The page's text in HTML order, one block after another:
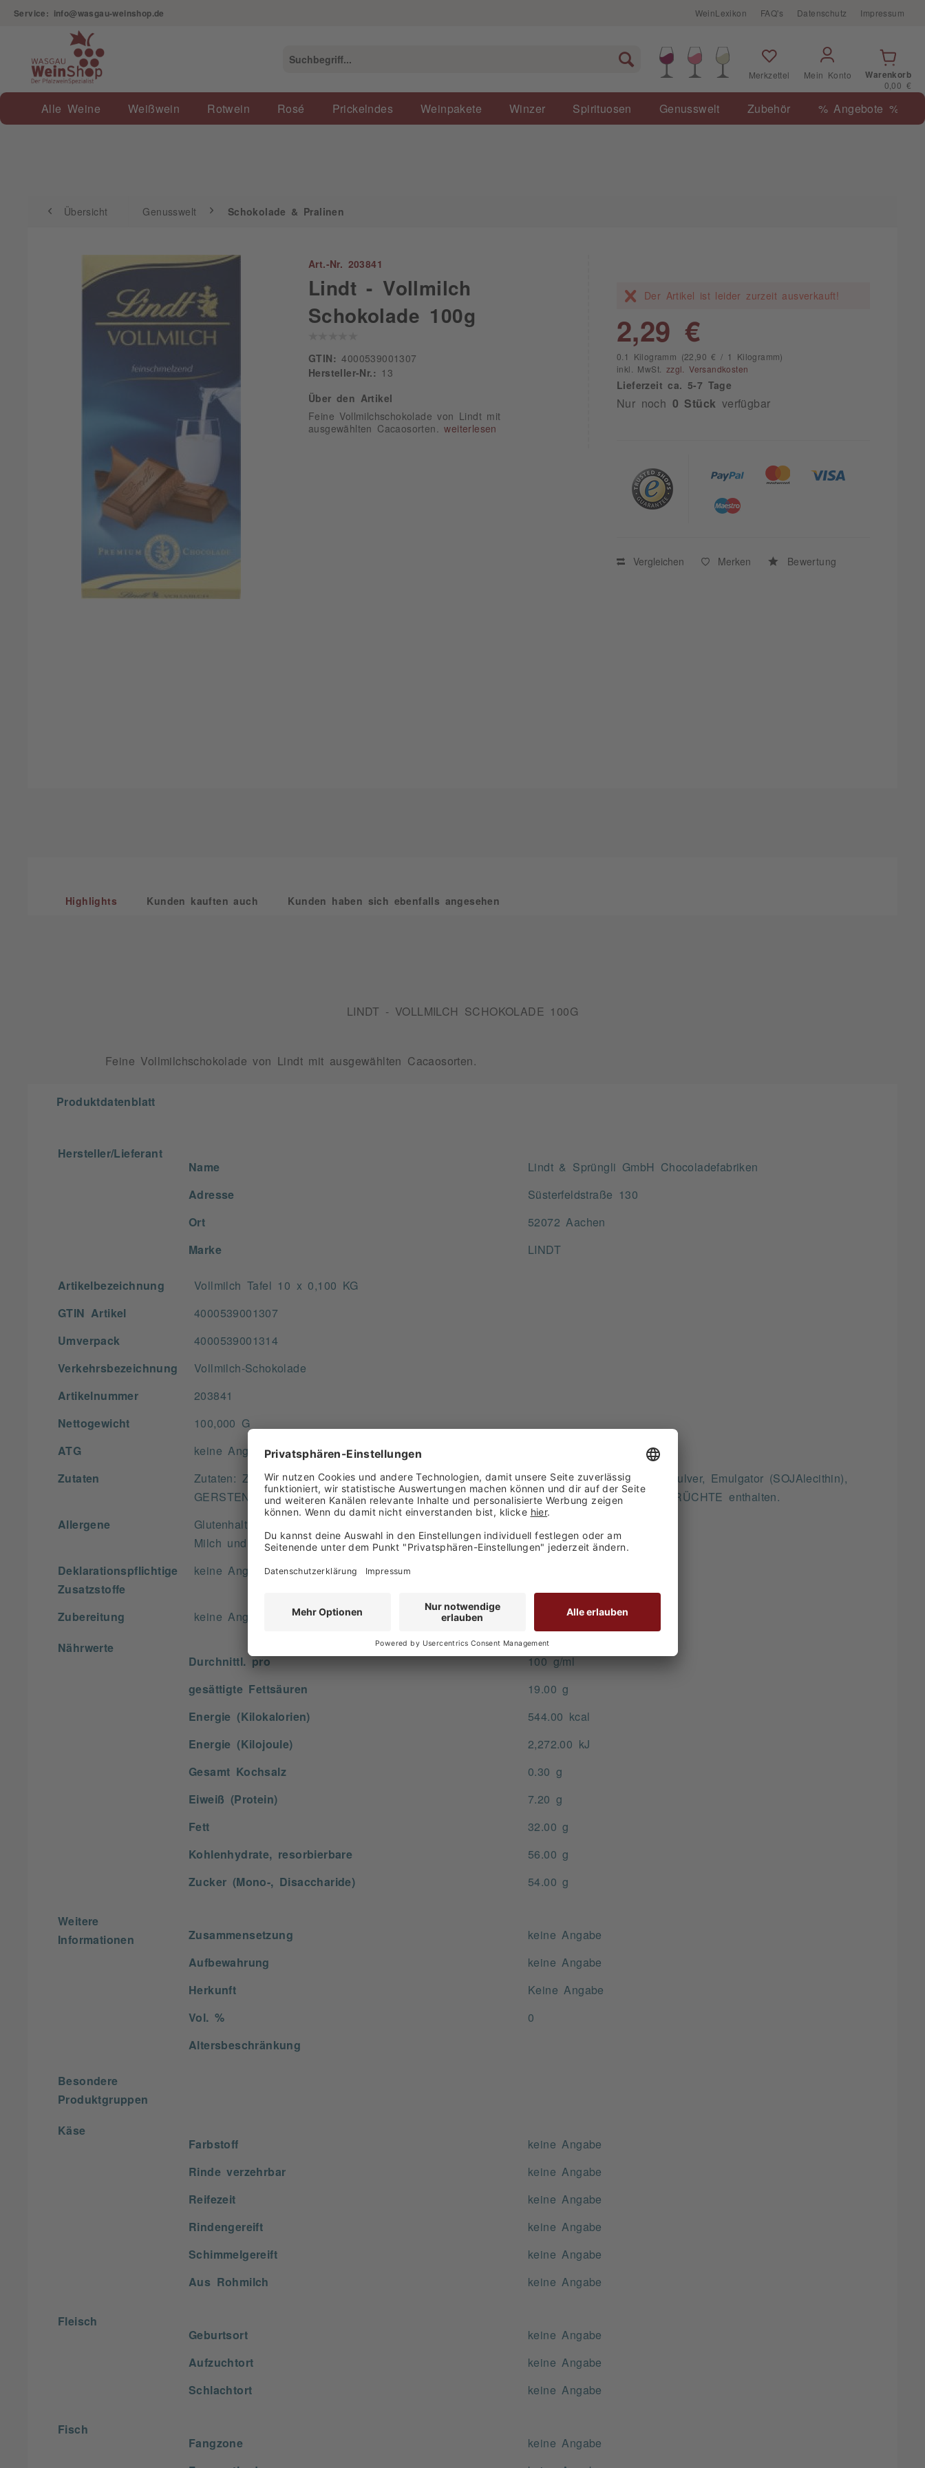
Service: info@wasgau-weinshop.de WeinLexikon FAQ's Datenschutz Impressum
Merkzettel Mein Konto
Warenkorb
0,00 €
Alle Weine Weißwein Rotwein Rosé Prickelndes Weinpakete Winzer Spirituosen Genusswelt Zubehör % Angebote %
Übersicht Genusswelt
Übersicht Genusswelt Schokolade & Pralinen
Art.-Nr. 203841
Lindt - Vollmilch
Schokolade 100g
GTIN:
4000539001307
Hersteller-Nr.:
13
Über den Artikel
Feine Vollmilchschokolade von Lindt mit
ausgewählten Cacaosorten.weiterlesen
Der Artikel ist leider zurzeit ausverkauft!
2,29 €
0.1 Kilogramm (22,90 € / 1 Kilogramm)
inkl. MwSt. zzgl. Versandkosten
Lieferzeit ca. 5-7 Tage
Nur noch 0 Stück verfügbar
Vergleichen Merken Bewertung
Highlights Kunden kauften auch Kunden haben sich ebenfalls angesehen
LINDT - VOLLMILCH SCHOKOLADE 100G
Feine Vollmilchschokolade von Lindt mit ausgewählten Cacaosorten.
Produktdatenblatt
Hersteller/Lieferant
Name
Lindt & Sprüngli GmbH Chocoladefabriken
Adresse Süsterfeldstraße 130
Ort 52072 Aachen
Marke LINDT
Artikelbezeichnung Vollmilch Tafel 10 x 0,100 KG
GTIN Artikel 4000539001307
Umverpack 4000539001314
Verkehrsbezeichnung Vollmilch-Schokolade
Artikelnummer 203841
Nettogewicht 100,000 G
ATG keine Angabe
Zutaten
Zutaten: Zucker, Kakaobutter, VollMILCHpulver, Kakaomasse, MILCHzucker, MagerMILCHpulver, Emulgator (SOJAlecithin),
GERSTENmalzextrakt, Aroma. Kann HASELNÜSSE, MANDELN und andere SCHALENFRÜCHTE enthalten.
Allergene
Glutenhaltiges Getreide und glutenhaltige GetreideerzeugnisseSoja und Sojaerzeugnisse
Milch und Milcherzeugnisse
Deklarationspflichtige
Zusatzstoffe
keine Angabe
Zubereitung keine Angabe
Nährwerte
Durchnittl. pro
100 g/ml
gesättigte Fettsäuren 19.00 g
Energie (Kilokalorien) 544.00 kcal
Energie (Kilojoule) 2,272.00 kJ
Gesamt Kochsalz 0.30 g
Eiweiß (Protein) 7.20 g
Fett 32.00 g
Kohlenhydrate, resorbierbare 56.00 g
Zucker (Mono-, Disaccharide) 54.00 g
Weitere
Informationen
Zusammensetzung keine Angabe
Aufbewahrung keine Angabe
Herkunft Keine Angabe
Vol. % 0
Altersbeschränkung
Besondere
Produktgruppen
Käse
Farbstoff
keine Angabe
Rinde verzehrbar keine Angabe
Reifezeit keine Angabe
Rindengereift keine Angabe
Schimmelgereift keine Angabe
Aus Rohmilch keine Angabe
Fleisch
Geburtsort
keine Angabe
Aufzuchtort keine Angabe
Schlachtort keine Angabe
Fisch
Fangzone
keine Angabe